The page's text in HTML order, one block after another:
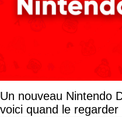
Un nouveau Nintendo
voici quand le regarder